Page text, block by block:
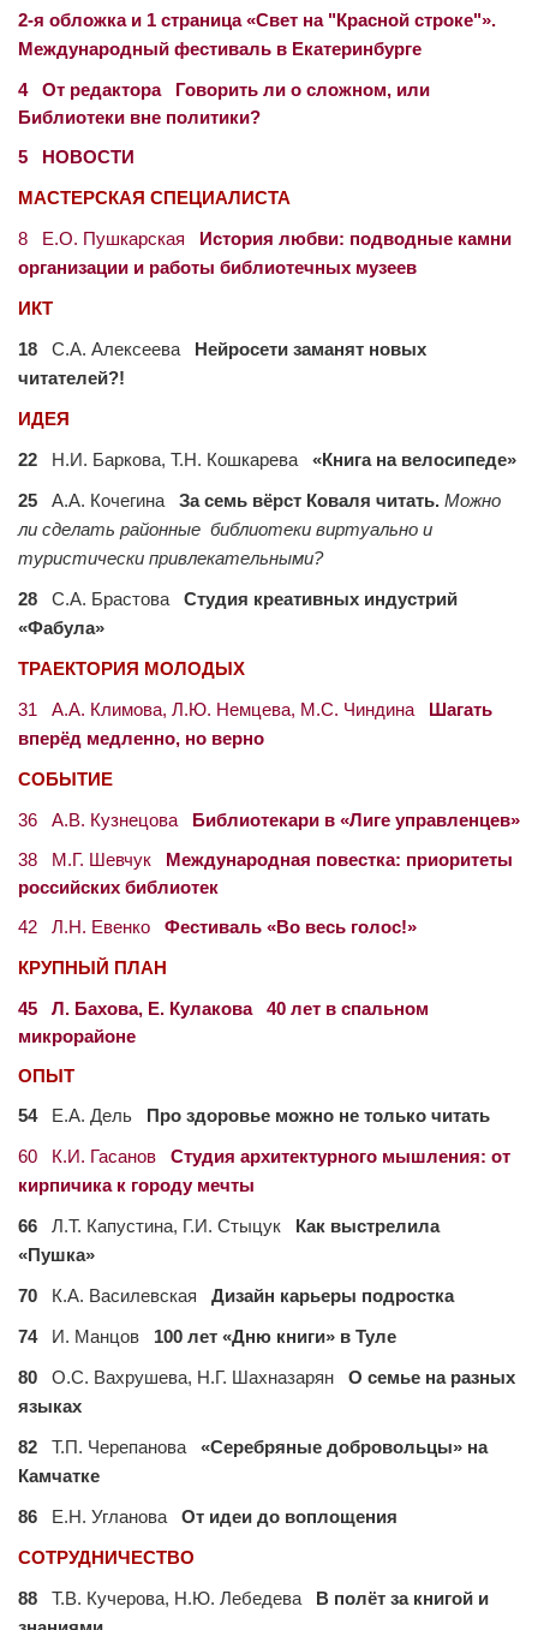
2-я обложка и 1 страница «Свет на ʺКрасной строкеʺ».
Международный фестиваль в Екатеринбурге
4 От редактора Говорить ли о сложном, или
Библиотеки вне политики?
5 НОВОСТИ
МАСТЕРСКАЯ СПЕЦИАЛИСТА
8 Е.О. Пушкарская
История любви: подводные камни
организации и работы библиотечных музеев
ИКТ
18 С.А. Алексеева
Нейросети заманят новых
читателей?!
ИДЕЯ
22 Н.И. Баркова, Т.Н. Кошкарева «Книга на велосипеде»
25 А.А. Кочегина За семь вёрст Коваля читать. Можно
ли сделать районные библиотеки виртуально и
туристически привлекательными?
28 С.А. Брастова Студия креативных индустрий
«Фабула»
ТРАЕКТОРИЯ МОЛОДЫХ
31 А.А. Климова, Л.Ю. Немцева, М.С. Чиндина
Шагать
вперёд медленно, но верно
СОБЫТИЕ
36 А.В. Кузнецова Библиотекари в «Лиге управленцев»
38 М.Г. Шевчук Международная повестка: приоритеты
российских библиотек
42 Л.Н. Евенко Фестиваль «Во весь голос!»
КРУПНЫЙ ПЛАН
45 Л. Бахова, Е. Кулакова 40 лет в спальном
микрорайоне
ОПЫТ
54 Е.А. Дель Про здоровье можно не только читать
60 К.И. Гасанов Студия архитектурного мышления: от
кирпичика к городу мечты
66 Л.Т. Капустина, Г.И. Стыцук
Как выстрелила
«Пушка»
70 К.А. Василевская Дизайн карьеры подростка
74 И. Манцов 100 лет «Дню книги» в Туле
80 О.С. Вахрушева, Н.Г. Шахназарян О семье на разных
языках
82 Т.П. Черепанова «Серебряные добровольцы» на
Камчатке
86 Е.Н. Угланова От идеи до воплощения
СОТРУДНИЧЕСТВО
88 Т.В. Кучерова, Н.Ю. Лебедева
В полёт за книгой и